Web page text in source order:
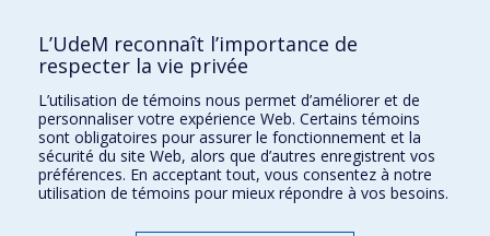
Écoles
Orthophonie et audiologie
Réadaptation
Directions
L’UdeM reconnaît l’importance de
respecter la vie privée
L’utilisation de témoins nous permet d’améliorer et de
personnaliser votre expérience Web. Certains témoins
sont obligatoires pour assurer le fonctionnement et la
sécurité du site Web, alors que d’autres enregistrent vos
préférences. En acceptant tout, vous consentez à notre
utilisation de témoins pour mieux répondre à vos besoins.